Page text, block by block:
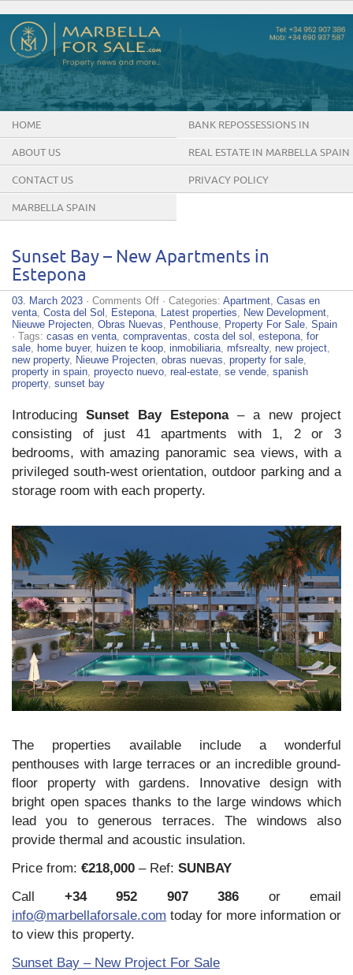
HOME BANK REPOSSESSIONS IN
MARBELLA SPAIN
ABOUT US REAL ESTATE IN MARBELLA SPAIN
CONTACT US PRIVACY POLICY
MARBELLA SPAIN
Sunset Bay – New Apartments in
Estepona
03. March 2023 · Comments Offon
Sunset
Bay
–
New
Apartments
in
· Categories: Apartment Casas en
venta Costa del Sol Estepona Latest properties New Development
Nieuwe Projecten Obras Nuevas Penthouse Property For Sale Spain
· Tags: casas en venta compraventas costa del sol estepona for
sale
home buyer, huizen te koop inmobiliaria mfsrealty, new project
new property, Nieuwe Projecten obras nuevas property for sale
property in spain proyecto nuevo real-estate se vende spanish
property, sunset bay
Introducing Sunset Bay Estepona– a new project
consisting of just 41 apartments with 1, 2 or 3
bedrooms, with amazing panoramic sea views, with a
privileged south-west orientation, outdoor parking and a
storage room with each property.
The properties available include a wonderful
penthouses with large terraces or an incredible ground-
floor property with gardens. Innovative design with
bright open spaces thanks to the large windows which
lead you to generous terraces. The windows also
provide thermal and acoustic insulation.
Price from: €218,000 – Ref: SUNBAY
Call +34 952 907 386 or email
info@marbellaforsale.com today for more information or
to view this property.
Sunset Bay – New Project For Sale